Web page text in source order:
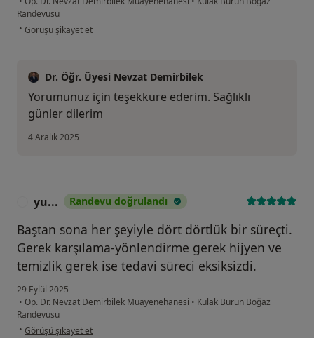
Randevusu
• kullanıcının görüşüne göre s ...y
Görüşü şikayet et
Dr. Öğr. Üyesi Nevzat Demirbilek
Yorumunuz için teşekküre ederim. Sağlıklı
günler dilerim
4 Aralık 2025
yu... Randevu doğrulandı
Baştan sona her şeyiyle dört dörtlük bir süreçti.
Gerek karşılama-yönlendirme gerek hijyen ve
temizlik gerek ise tedavi süreci eksiksizdi.
29 Eylül 2025
• Op. Dr. Nevzat Demirbilek Muayenehanesi • Kulak Burun Boğaz
Randevusu
• kullanıcının görüşüne göre yu...
Görüşü şikayet et